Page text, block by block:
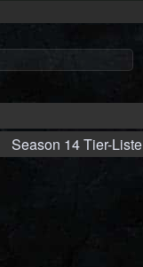
Season 14 Tier-Liste